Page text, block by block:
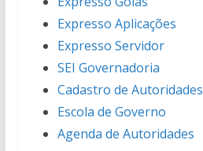
Expresso Aplicações
Expresso Servidor
SEI Governadoria
Cadastro de Autoridades
Escola de Governo
Agenda de Autoridades